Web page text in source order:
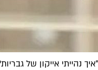
"איך נהייתי אייקון של